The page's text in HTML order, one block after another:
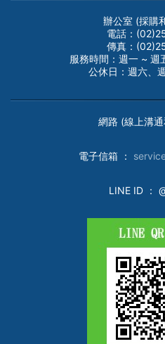
辦公室 (採購
電話：
傳真：
服務時間：週一 ~
公休日：週六、
網路 (線上溝
電子信箱 ：
LINE ID：